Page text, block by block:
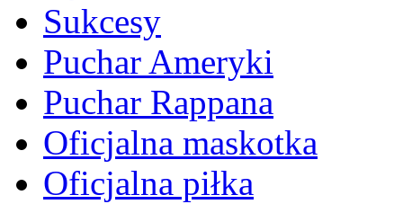
Sukcesy
Puchar Ameryki
Puchar Rappana
Oficjalna maskotka
Oficjalna piłka